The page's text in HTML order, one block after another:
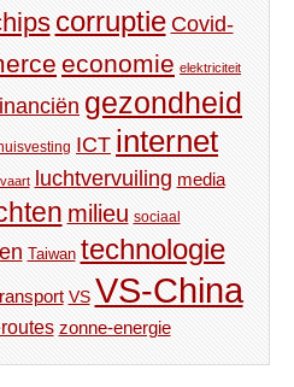
corruptie Covid-
economie elektriciteit
gezondheid
ICT internet
luchtvervuiling media
milieu sociaal
Taiwan technologie
VS VS-China
zonne-energie